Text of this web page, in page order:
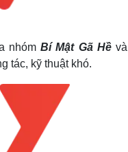
nhómBí Mật Gã Hề và
tác, kỹ thuật khó.